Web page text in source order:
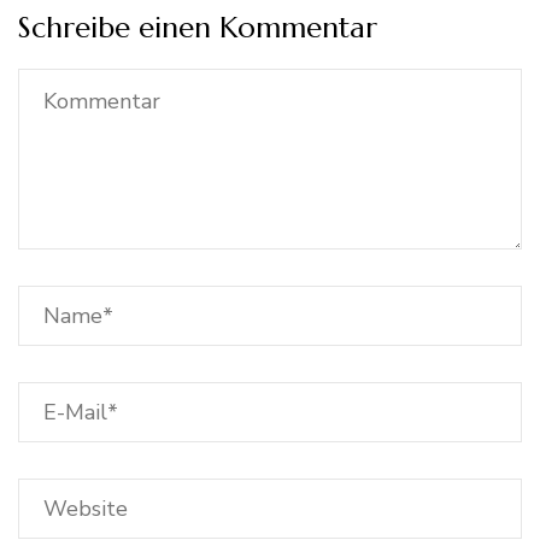
Schreibe einen Kommentar